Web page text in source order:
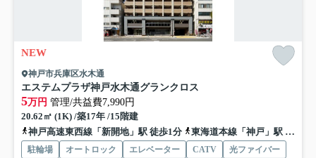
NEW
神戸市兵庫区水木通
エステムプラザ神戸水木通グランクロス
5万円 管理/共益費7,990円
20.62㎡ (1K) /築17年 /15階建
神戸高速東西線「新開地」駅 徒歩1分
東海道本線「神戸」駅 徒歩12分
駐輪場 オートロック エレベーター CATV
光ファイバー